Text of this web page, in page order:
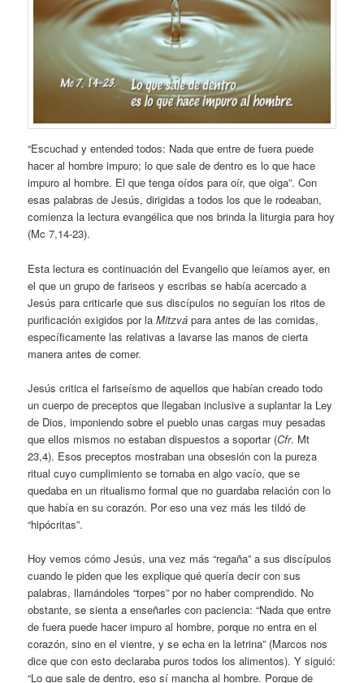
“Escuchad y entended todos: Nada que entre de fuera puede
hacer al hombre impuro; lo que sale de dentro es lo que hace
impuro al hombre. El que tenga oídos para oír, que oiga”. Con
esas palabras de Jesús, dirigidas a todos los que le rodeaban,
comienza la lectura evangélica que nos brinda la liturgia para hoy
(Mc 7,14-23).
Esta lectura es continuación del Evangelio que leíamos ayer, en
el que un grupo de fariseos y escribas se había acercado a
Jesús para criticarle que sus discípulos no seguían los ritos de
purificación exigidos por laMitzvá para antes de las comidas,
específicamente las relativas a lavarse las manos de cierta
manera antes de comer.
Jesús critica el fariseísmo de aquellos que habían creado todo
un cuerpo de preceptos que llegaban inclusive a suplantar la Ley
de Dios, imponiendo sobre el pueblo unas cargas muy pesadas
que ellos mismos no estaban dispuestos a soportar (Cfr. Mt
23,4). Esos preceptos mostraban una obsesión con la pureza
ritual cuyo cumplimiento se tornaba en algo vacío, que se
quedaba en un ritualismo formal que no guardaba relación con lo
que había en su corazón. Por eso una vez más les tildó de
“hipócritas”.
Hoy vemos cómo Jesús, una vez más “regaña” a sus discípulos
cuando le piden que les explique qué quería decir con sus
palabras, llamándoles “torpes” por no haber comprendido. No
obstante, se sienta a enseñarles con paciencia: “Nada que entre
de fuera puede hacer impuro al hombre, porque no entra en el
corazón, sino en el vientre, y se echa en la letrina” (Marcos nos
dice que con esto declaraba puros todos los alimentos). Y siguió:
“Lo que sale de dentro, eso sí mancha al hombre. Porque de